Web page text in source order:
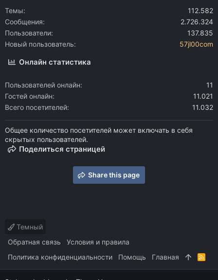
Темы
112.582
Сообщения
2.726.324
Пользователи
137.835
Новый пользователь
57jl00com
Онлайн статистика
Пользователей онлайн
11
Гостей онлайн
11.021
Всего посетителей
11.032
Общее количество посетителей может включать в себя
скрытых пользователей.
Поделиться страницей
Share this page
Темный
Обратная связь
Условия и правила
Политика конфиденциальности
Помощь Главная
R